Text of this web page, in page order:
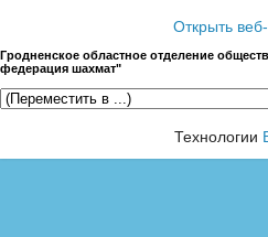
Открыть
Гродненское областное отделение
федерация шахмат"
Технологии